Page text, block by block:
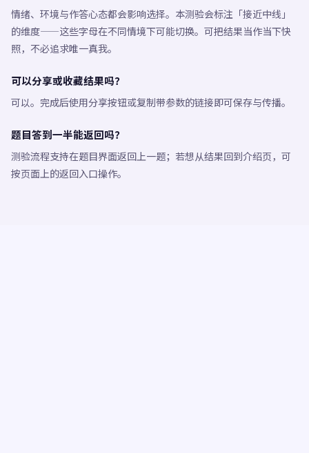
情绪、环境与作答心态都会影响选择。本测验会标注「接近中线」
的维度——这些字母在不同情境下可能切换。可把结果当作当下快
照，不必追求唯一真我。
可以分享或收藏结果吗？
可以。完成后使用分享按钮或复制带参数的链接即可保存与传播。
题目答到一半能返回吗？
测验流程支持在题目界面返回上一题；若想从结果回到介绍页，可
按页面上的返回入口操作。